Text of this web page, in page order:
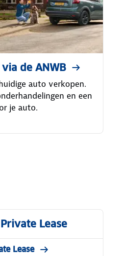
de ANWB
auto verkopen.
en een
je auto.
Lease
Lease